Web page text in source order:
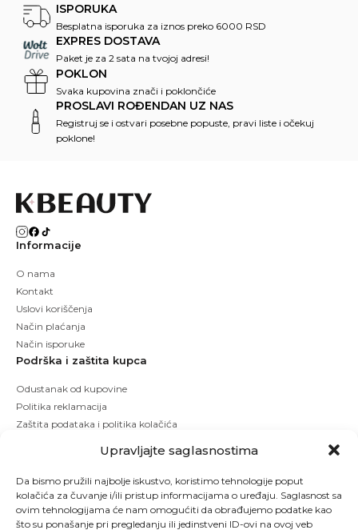
Upravljajte saglasnostima
Da bismo pružili najbolje iskustvo, koristimo tehnologije poput
kolačića za čuvanje i/ili pristup informacijama o uređaju. Saglasnost sa
ovim tehnologijama će nam omogućiti da obrađujemo podatke kao
što su ponašanje pri pregledanju ili jedinstveni ID-ovi na ovoj veb
ISPORUKA
Besplatna isporuka za iznos preko 6000 RSD
EXPRES DOSTAVA
Paket je za 2 sata na tvojoj adresi!
POKLON
Svaka kupovina znači i poklončiće
PROSLAVI ROĐENDAN UZ NAS
Registruj se i ostvari posebne popuste, pravi liste i očekuj
poklone!
Informacije
O nama
Kontakt
Uslovi koriščenja
Način plaćanja
Način isporuke
Podrška i zaštita kupca
Odustanak od kupovine
Politika reklamacija
Zaštita podataka i politika kolačića